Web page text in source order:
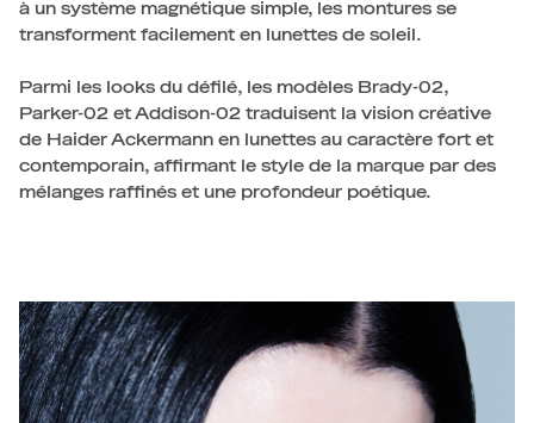
à un système magnétique simple, les montures se
transforment facilement en lunettes de soleil.
Parmi les looks du défilé, les modèles Brady-02,
Parker-02 et Addison-02 traduisent la vision créative
de Haider Ackermann en lunettes au caractère fort et
contemporain, affirmant le style de la marque par des
mélanges raffinés et une profondeur poétique.